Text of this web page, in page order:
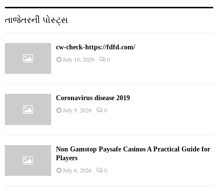
તાજેતરની પોસ્ટ્સ
cw-check-https://fdfd.com/
July 10, 2026 0
Coronavirus disease 2019
July 9, 2026 0
Non Gamstop Paysafe Casinos A Practical Guide for
Players
July 6, 2026 0